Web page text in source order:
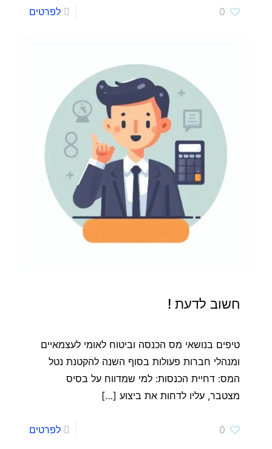
0 לפרטים
חשוב לדעת !
טיפים בנושאי מס הכנסה וביטוח לאומי לעצמאיים
ומנהלי חברות פעולות בסוף השנה להקטנת נטל
המס: דחיית הכנסות: למי שמדווח על בסיס
מצטבר, עליו לדחות את ביצוע […]
0 לפרטים